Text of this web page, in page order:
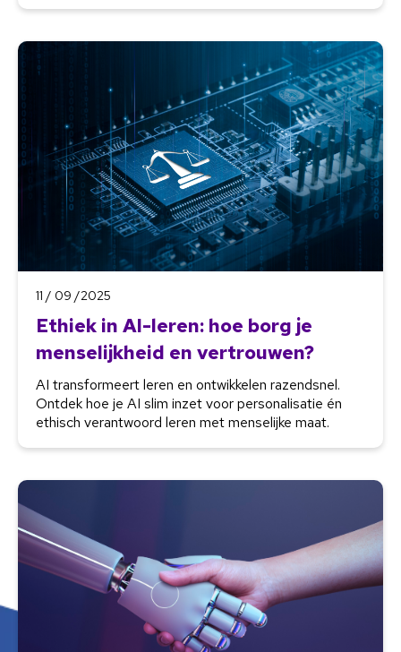
11 / 09 /2025
Ethiek in AI-leren: hoe borg je
menselijkheid en vertrouwen?
AI transformeert leren en ontwikkelen razendsnel.
Ontdek hoe je AI slim inzet voor personalisatie én
ethisch verantwoord leren met menselijke maat.